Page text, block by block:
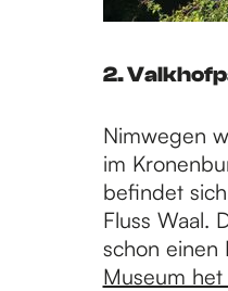
2.
Nimwegen
im
befindet
Fluss Waal.
schon einen
Museum het